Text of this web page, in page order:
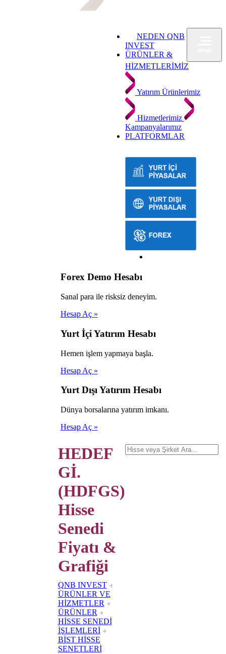
NEDEN QNB
INVEST
ÜRÜNLER &
HİZMETLERİMİZ
Yatırım Ürünlerimiz
Hizmetlerimiz
Kampanyalarımız
PLATFORMLAR
Forex Demo Hesabı
Sanal para ile risksiz deneyim.
Hesap Aç »
Yurt İçi Yatırım Hesabı
Hemen işlem yapmaya başla.
Hesap Aç »
Yurt Dışı Yatırım Hesabı
Dünya borsalarına yatırım imkanı.
Hesap Aç »
HEDEF
Gİ.
(HDFGS)
Hisse
Senedi
Fiyatı &
Grafiği
QNB INVEST
ÜRÜNLER VE
HİZMETLER
ÜRÜNLER
HİSSE SENEDİ
İŞLEMLERİ
BİST HİSSE
SENETLERİ